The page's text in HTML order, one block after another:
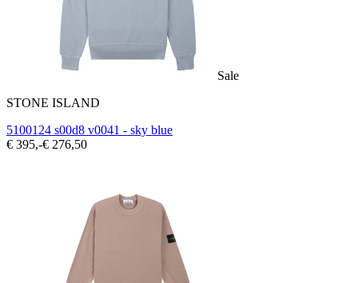
Sale
STONE ISLAND
5100124 s00d8 v0041 - sky blue
€ 395,-€ 276,50